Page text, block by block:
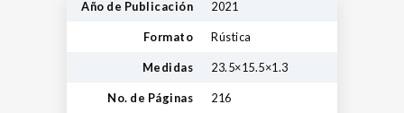
Año de Publicación 2021
Formato Rústica
Medidas 23.5×15.5×1.3
No. de Páginas 216